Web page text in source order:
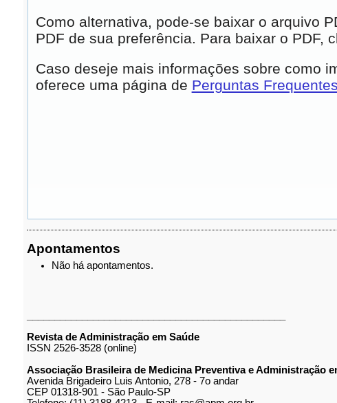
Como alternativa, pode-se baixar o arquivo
PDF de sua preferência. Para baixar o PDF,
Caso deseje mais informações sobre como
oferece uma página de Perguntas
Apontamentos
Não há apontamentos.
Revista de Administração em Saúde
ISSN 2526-3528 (online)
Associação Brasileira de Medicina Preventiva e Administração
Avenida Brigadeiro Luis Antonio, 278 - 7o andar
CEP 01318-901 - São Paulo-SP